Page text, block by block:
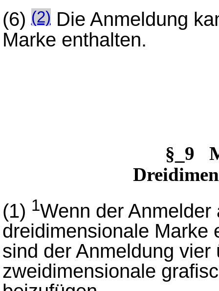
(6)(2)Die Anmeldung
Marke enthalten.
§_9
(1) 1Wenn der
dreidimensionale Marke
sind der Anmeldung
zweidimensionale